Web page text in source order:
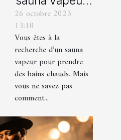
comment s’y
prendre ?
26 octobre 2023
13:10
Vous êtes à la
recherche d’un sauna
vapeur pour prendre
des bains chauds. Mais
vous ne savez pas
comment...